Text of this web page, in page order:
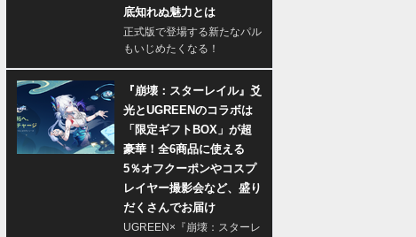
底知れぬ魅力とは
正式版で登場する新たなパル
もいじめたくなる！
『崩壊：スターレイル』爻
光とUGREENのコラボは
「限定ギフトBOX」が超
豪華！全6商品に使える
5％オフクーポンやコスプ
レイヤー撮影会など、盛り
だくさんでお届け
UGREEN×『崩壊：スターレ